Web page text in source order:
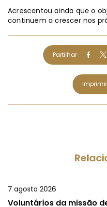
Acrescentou ainda que o
continuem a crescer nos
Partilhar
Imprimir
7 agosto 2026
Voluntários da missão